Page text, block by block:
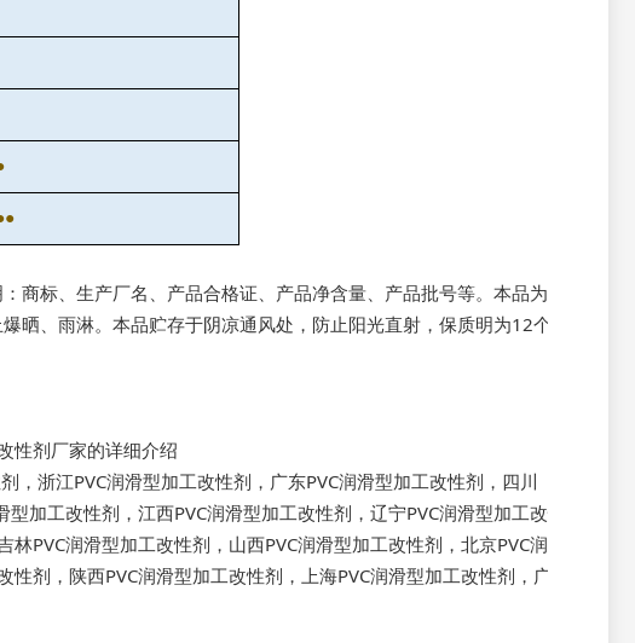
标、生产厂名、产品合格证、产品净含量、产品批号等。本品为无
晒、雨淋。本品贮存于阴凉通风处，防止阳光直射，保质明为12个
性剂厂家的详细介绍
， 浙江PVC润滑型加工改性剂 ， 广东PVC润滑型加工改性剂 ， 四川
型加工改性剂 ， 江西PVC润滑型加工改性剂 ， 辽宁PVC润滑型加工改性
林PVC润滑型加工改性剂 ， 山西PVC润滑型加工改性剂 ， 北京PVC润滑
性剂 ， 陕西PVC润滑型加工改性剂 ， 上海PVC润滑型加工改性剂 ， 广